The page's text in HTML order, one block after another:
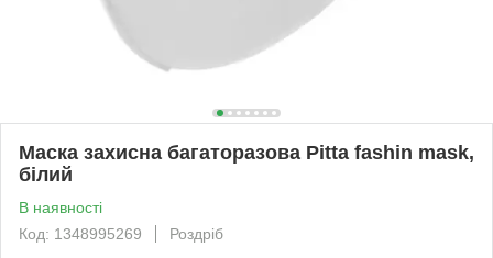
Маска захисна багаторазова Pitta fashin mask,
білий
В наявності
Код: 1348995269
Роздріб